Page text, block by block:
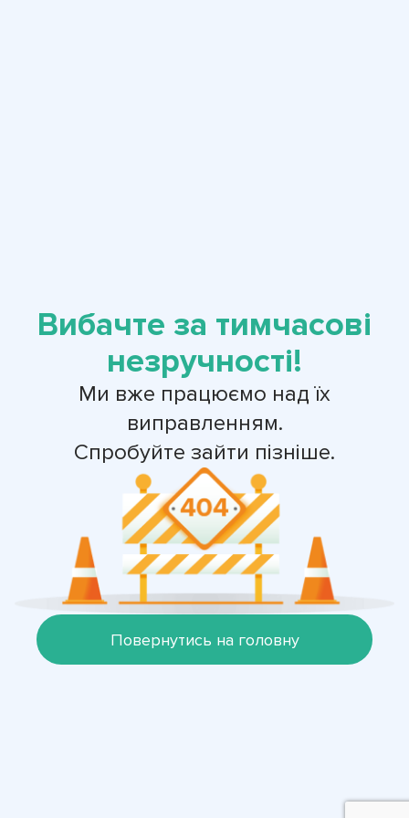
Вибачте за тимчасові
незручності!
Ми вже працюємо над їх
виправленням.
Спробуйте зайти пізніше.
Повернутись на головну